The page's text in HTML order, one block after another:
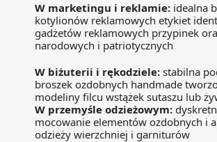
W marketingu i reklamie: idealna
kotylionów reklamowych etykiet
gadżetów reklamowych przypinek
narodowych i patriotycznych
W biżuterii i rękodziele: stabilna
broszek ozdobnych handmade
modeliny filcu wstążek sutaszu lub
W przemyśle odzieżowym:
mocowanie elementów ozdobnych i
odzieży wierzchniej i garniturów